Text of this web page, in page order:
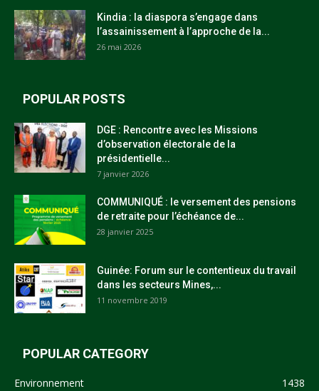
Kindia : la diaspora s’engage dans
l’assainissement à l’approche de la...
26 mai 2026
POPULAR POSTS
DGE : Rencontre avec les Missions
d’observation électorale de la
présidentielle...
7 janvier 2026
COMMUNIQUÉ : le versement des pensions
de retraite pour l’échéance de...
28 janvier 2025
Guinée: Forum sur le contentieux du travail
dans les secteurs Mines,...
11 novembre 2019
POPULAR CATEGORY
Environnement
1438